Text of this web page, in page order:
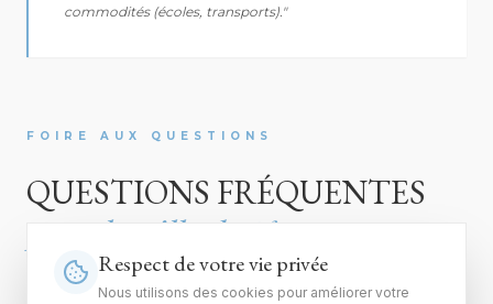
commodités (écoles, transports)."
FOIRE AUX QUESTIONS
QUESTIONS FRÉQUENTES
pour la ville de Nanterre
Respect de votre vie privée
Nous utilisons des cookies pour améliorer votre